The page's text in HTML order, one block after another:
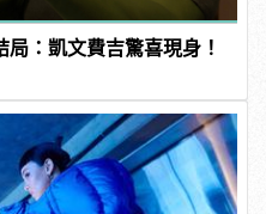
局：凱文費吉驚喜現身！